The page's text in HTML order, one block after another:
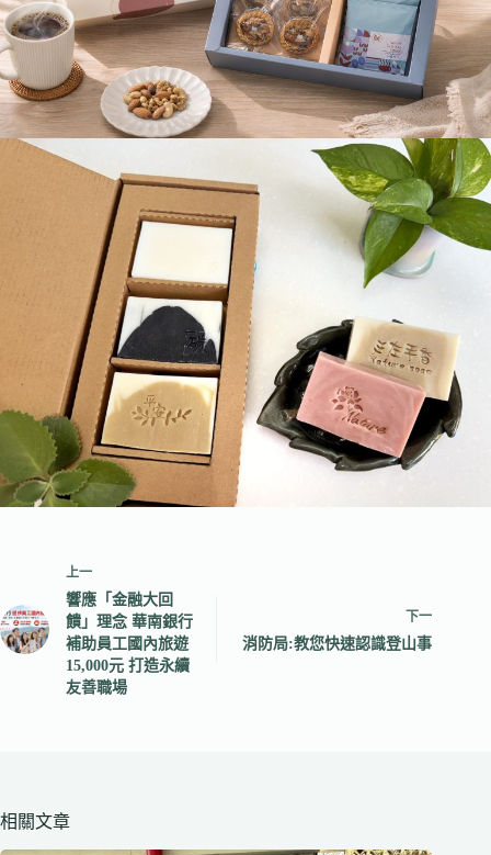
上一
響應「金融大回
饋」理念 華南銀行
補助員工國內旅遊
15,000元 打造永續
友善職場
下一
消防局:教您快速認識登山事
相關文章